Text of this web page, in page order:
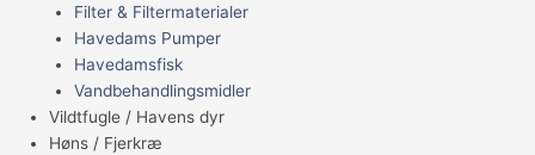
Filter & Filtermaterialer
Havedams Pumper
Havedamsfisk
Vandbehandlingsmidler
Vildtfugle / Havens dyr
Høns / Fjerkræ